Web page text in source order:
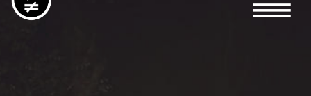
Main navigation